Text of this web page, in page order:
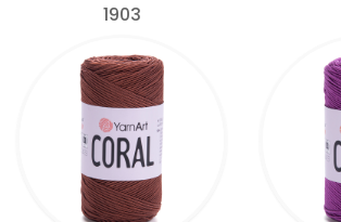
1903